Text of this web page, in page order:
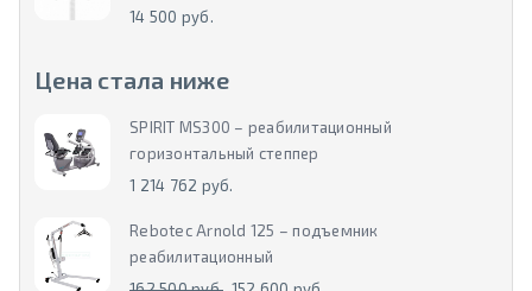
14 500 руб.
Цена стала ниже
SPIRIT MS300 – реабилитационный
горизонтальный степпер
1 214 762 руб.
Rebotec Arnold 125 – подъемник
реабилитационный